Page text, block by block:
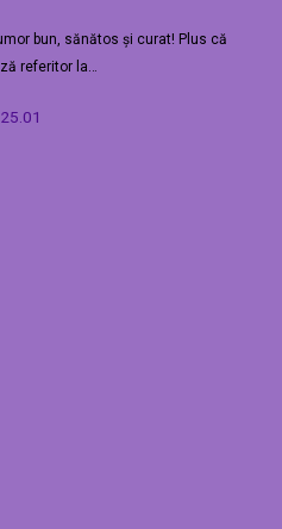
bun, sănătos și curat! Plus că
referitor la…